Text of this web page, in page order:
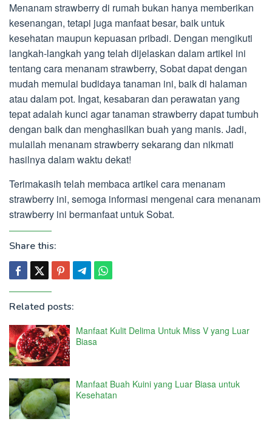
Menanam strawberry di rumah bukan hanya memberikan
kesenangan, tetapi juga manfaat besar, baik untuk
kesehatan maupun kepuasan pribadi. Dengan mengikuti
langkah-langkah yang telah dijelaskan dalam artikel ini
tentang cara menanam strawberry, Sobat dapat dengan
mudah memulai budidaya tanaman ini, baik di halaman
atau dalam pot. Ingat, kesabaran dan perawatan yang
tepat adalah kunci agar tanaman strawberry dapat tumbuh
dengan baik dan menghasilkan buah yang manis. Jadi,
mulailah menanam strawberry sekarang dan nikmati
hasilnya dalam waktu dekat!
Terimakasih telah membaca artikel cara menanam
strawberry ini, semoga informasi mengenai cara menanam
strawberry ini bermanfaat untuk Sobat.
Share this:
Related posts:
Manfaat Kulit Delima Untuk Miss V yang Luar
Biasa
Manfaat Buah Kuini yang Luar Biasa untuk
Kesehatan